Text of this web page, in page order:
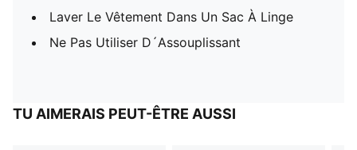
Laver Le Vêtement Dans Un Sac À Linge
Ne Pas Utiliser D´Assouplissant
TU AIMERAIS PEUT-ÊTRE AUSSI